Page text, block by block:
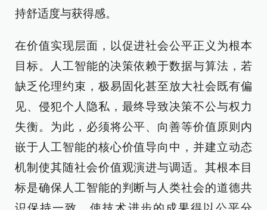
持舒适度与获得感。
在价值实现层面，以促进社会公平正义为根本
目标。人工智能的决策依赖于数据与算法，若
缺乏伦理约束，极易固化甚至放大社会既有偏
见、侵犯个人隐私，最终导致决策不公与权力
失衡。为此，必须将公平、向善等价值原则内
嵌于人工智能的核心价值导向中，并建立动态
机制使其随社会价值观演进与调适。其根本目
标是确保人工智能的判断与人类社会的道德共